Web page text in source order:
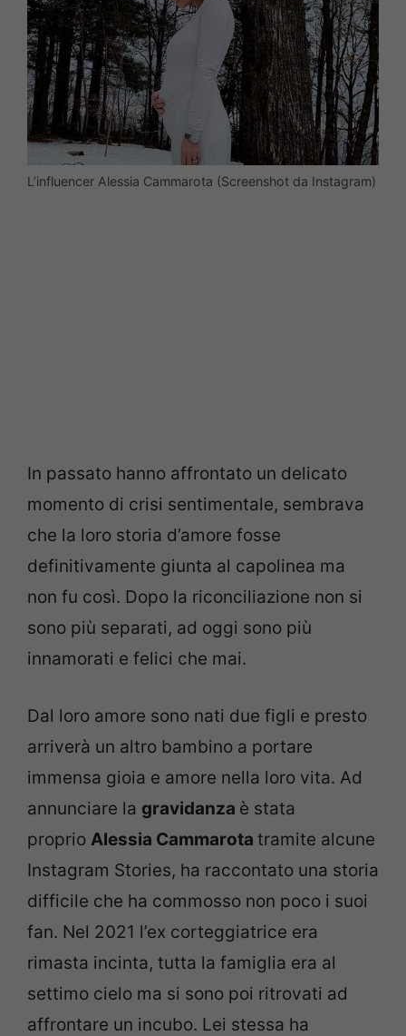
L’influencer Alessia Cammarota (Screenshot da Instagram)
In passato hanno affrontato un delicato
momento di crisi sentimentale, sembrava
che la loro storia d’amore fosse
definitivamente giunta al capolinea ma
non fu così. Dopo la riconciliazione non si
sono più separati, ad oggi sono più
innamorati e felici che mai.
Dal loro amore sono nati due figli e presto
arriverà un altro bambino a portare
immensa gioia e amore nella loro vita. Ad
annunciare la gravidanza è stata
proprio Alessia Cammarota tramite alcune
Instagram Stories, ha raccontato una storia
difficile che ha commosso non poco i suoi
fan. Nel 2021 l’ex corteggiatrice era
rimasta incinta, tutta la famiglia era al
settimo cielo ma si sono poi ritrovati ad
affrontare un incubo. Lei stessa ha